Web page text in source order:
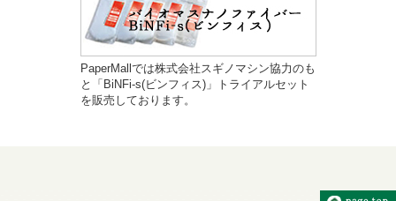
PaperMallでは株式会社スギノマシン協力のも
と「BiNFi-s(ビンフィス)」トライアルセット
を販売しております。